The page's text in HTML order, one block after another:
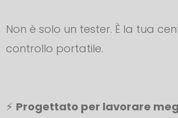
Non è solo un tester. È la tua
controllo portatile.
⚡ Progettato per lavorare